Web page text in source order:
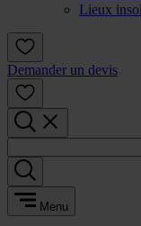
Lieux
Demander un devis
Menu